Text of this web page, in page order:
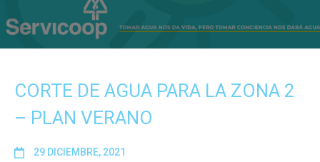
CORTE DE AGUA PARA LA ZONA 2
– PLAN VERANO
29 DICIEMBRE, 2021